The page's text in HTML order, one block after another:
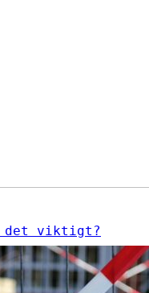
det viktigt?